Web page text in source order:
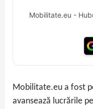
Mobilitate.eu -
Mobilitate.eu a fost
avansează lucrările